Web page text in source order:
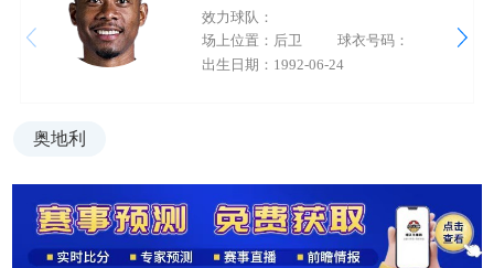
效力球队：
场上位置：后卫
球衣号码：
出生日期：1992-06-24
奥地利